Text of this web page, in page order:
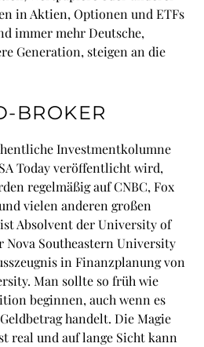
in Aktien, Optionen und ETFs
immer mehr Deutsche,
Generation, steigen an die
BROKER
Investmentkolumne
Today veröffentlicht wird,
regelmäßig auf CNBC, Fox
vielen anderen großen
Absolvent der University of
Nova Southeastern University
in Finanzplanung von
Man sollte so früh wie
beginnen, auch wenn es
handelt. Die Magie
real und auf lange Sicht kann